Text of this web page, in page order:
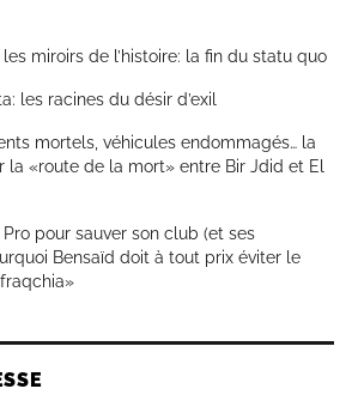
miroirs de l’histoire: la fin du statu quo
les racines du désir d’exil
mortels, véhicules endommagés… la
la «route de la mort» entre Bir Jdid et El
pour sauver son club (et ses
Bensaïd doit à tout prix éviter le